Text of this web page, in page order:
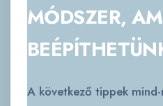
MÓDSZER,
A következő tippek